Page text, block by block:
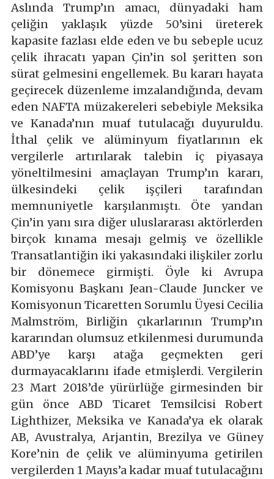
Aslında Trump’ın amacı, dünyadaki ham
çeliğin yaklaşık yüzde 50’sini üreterek
kapasite fazlası elde eden ve bu sebeple ucuz
çelik ihracatı yapan Çin’in sol şeritten son
sürat gelmesini engellemek. Bu kararı hayata
geçirecek düzenleme imzalandığında, devam
eden NAFTA müzakereleri sebebiyle Meksika
ve Kanada’nın muaf tutulacağı duyuruldu.
İthal çelik ve alüminyum fiyatlarının ek
vergilerle artırılarak talebin iç piyasaya
yöneltilmesini amaçlayan Trump’ın kararı,
ülkesindeki çelik işçileri tarafından
memnuniyetle karşılanmıştı. Öte yandan
Çin’in yanı sıra diğer uluslararası aktörlerden
birçok kınama mesajı gelmiş ve özellikle
Transatlantiğin iki yakasındaki ilişkiler zorlu
bir dönemece girmişti. Öyle ki Avrupa
Komisyonu Başkanı Jean-Claude Juncker ve
Komisyonun Ticaretten Sorumlu Üyesi Cecilia
Malmström, Birliğin çıkarlarının Trump’ın
kararından olumsuz etkilenmesi durumunda
ABD’ye karşı atağa geçmekten geri
durmayacaklarını ifade etmişlerdi. Vergilerin
23 Mart 2018’de yürürlüğe girmesinden bir
gün önce ABD Ticaret Temsilcisi Robert
Lighthizer, Meksika ve Kanada’ya ek olarak
AB, Avustralya, Arjantin, Brezilya ve Güney
Kore’nin de çelik ve alüminyuma getirilen
vergilerden 1 Mayıs’a kadar muaf tutulacağını